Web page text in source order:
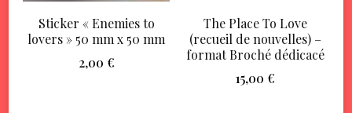
Sticker « Enemies to
lovers » 50 mm x 50 mm
2,00 €
The Place To Love
(recueil de nouvelles) –
format Broché dédicacé
15,00 €